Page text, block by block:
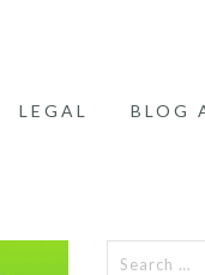
LEGAL BLOG
Search